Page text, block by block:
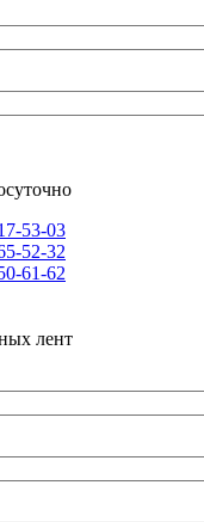
53-03
52-32
61-62
лент